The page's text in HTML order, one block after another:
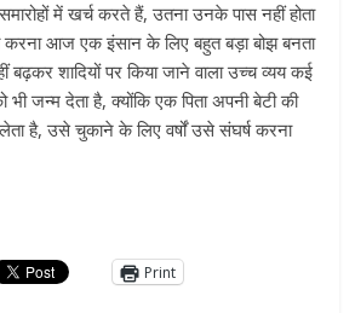
में खर्च करते हैं, उतना उनके पास नहीं होता
आज एक इंसान के लिए बहुत बड़ा बोझ बनता
बढ़कर शादियों पर किया जाने वाला उच्च व्यय कई
भी जन्म देता है, क्योंकि एक पिता अपनी बेटी की
है, उसे चुकाने के लिए वर्षों उसे संघर्ष करना
Print